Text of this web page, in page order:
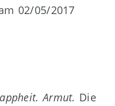
02/05/2017
Armut. Die